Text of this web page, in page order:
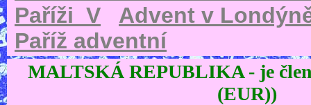
Paříži_V
Advent v
Paříž adventní
MALTSKÁ REPUBLIKA- je
(EUR))